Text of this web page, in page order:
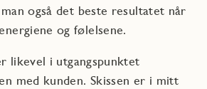
også det beste resultatet når
og følelsene.
likevel i utgangspunktet
med kunden. Skissen er i mitt